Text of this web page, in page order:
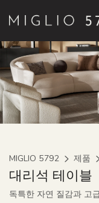
MIGLIO 5792 제품
대리석 테이블
독특한 자연 질감과 고